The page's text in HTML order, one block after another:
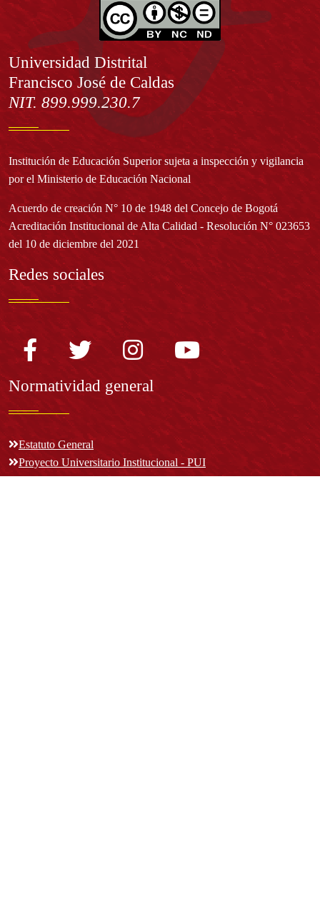
Información
Universidad Distrital
Francisco José de Caldas
NIT. 899.999.230.7
Institución de Educación Superior sujeta a inspección y vigilancia
por el Ministerio de Educación Nacional
Acuerdo de creación N° 10 de 1948 del Concejo de Bogotá
Acreditación Institucional de Alta Calidad - Resolución N° 023653
del 10 de diciembre del 2021
Redes sociales
Normatividad general
Estatuto General
Proyecto Universitario Institucional - PUI